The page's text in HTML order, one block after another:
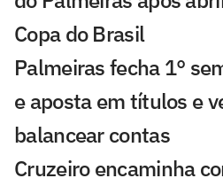
Copa do Brasil
Palmeiras fecha 1°
e aposta em títulos e
balancear contas
Cruzeiro encaminha